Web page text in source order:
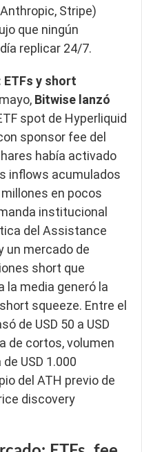
Stripe)
que ningún
replicar 24/7.
ETFs y short
Bitwise lanzó
spot de Hyperliquid
sponsor fee del
había activado
inflows acumulados
millones en pocos
institucional
del Assistance
un mercado de
short que
la media generó la
squeeze. Entre el
de USD 50 a USD
de cortos, volumen
USD 1.000
del ATH previo de
discovery